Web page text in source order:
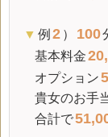
▼ 例 2 ） 100
基本料金
オプション
貴女のお手
合計で